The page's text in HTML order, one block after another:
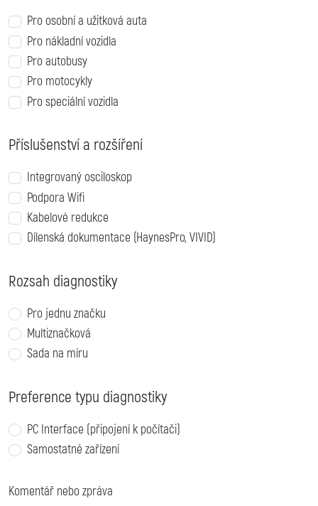
Pro osobní a užitková auta
Pro nákladní vozidla
Pro autobusy
Pro motocykly
Pro speciální vozidla
Příslušenství a rozšíření
Integrovaný osciloskop
Podpora Wifi
Kabelové redukce
Dílenská dokumentace (HaynesPro, VIVID)
Rozsah diagnostiky
Pro jednu značku
Multiznačková
Sada na míru
Preference typu diagnostiky
PC Interface (připojení k počítači)
Samostatné zařízení
Komentář nebo zpráva